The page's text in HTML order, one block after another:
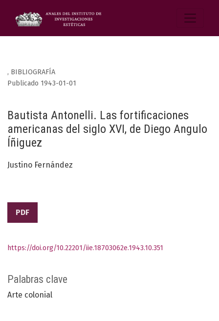
, BIBLIOGRAFÍA
Bautista Antonelli. Las fortificaciones
americanas del siglo XVI, de Diego Angulo
Íñiguez
Publicado 1943-01-01
Justino Fernández
PDF
Palabras clave
Arte colonial
https://doi.org/10.22201/iie.18703062e.1943.10.351